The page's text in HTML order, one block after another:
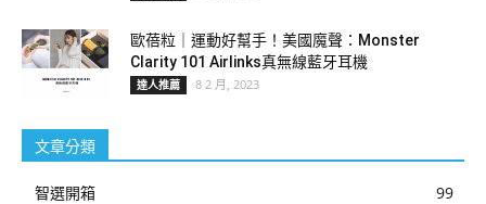
歐蓓粒｜運動好幫手！美國魔聲：Monster
Clarity 101 Airlinks真無線藍牙耳機
達人推薦 8 2 月, 2023
文章分類
智選開箱
99